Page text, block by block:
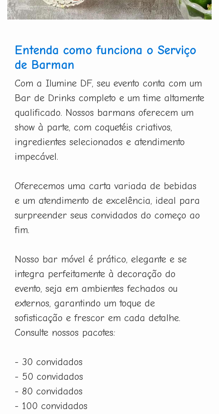
Entenda como funciona o Serviço
de Barman
Com a Ilumine DF, seu evento conta com um
Bar de Drinks completo e um time altamente
qualificado. Nossos barmans oferecem um
show à parte, com coquetéis criativos,
ingredientes selecionados e atendimento
impecável.
Oferecemos uma carta variada de bebidas
e um atendimento de excelência, ideal para
surpreender seus convidados do começo ao
fim.
Nosso bar móvel é prático, elegante e se
integra perfeitamente à decoração do
evento, seja em ambientes fechados ou
externos, garantindo um toque de
sofisticação e frescor em cada detalhe.
Consulte nossos pacotes:
- 30 convidados
- 50 convidados
- 80 convidados
- 100 convidados